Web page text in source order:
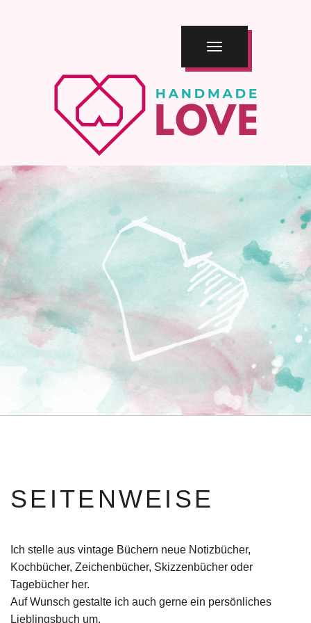
TOGGLE
SEITENWEISE
Ich stelle aus vintage Büchern neue Notizbücher,
Kochbücher, Zeichenbücher, Skizzenbücher oder
Tagebücher her.
Auf Wunsch gestalte ich auch gerne ein persönliches
Lieblingsbuch um.